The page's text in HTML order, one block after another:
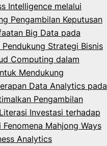
Intelligence melalui
Pengambilan Keputusan
Big Data pada
Strategi Bisnis
Computing dalam
Mendukung
Data Analytics pada
Pengambilan
Investasi terhadap
Mahjong Ways
Analytics